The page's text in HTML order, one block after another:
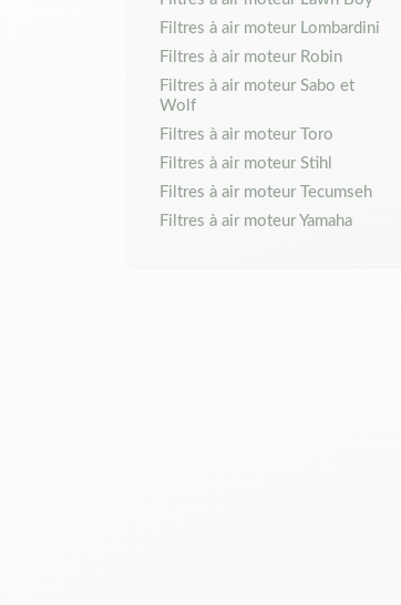
Filtres à air moteur Lombardini
Filtres à air moteur Robin
Filtres à air moteur Sabo et
Wolf
Filtres à air moteur Toro
Filtres à air moteur Stihl
Filtres à air moteur Tecumseh
Filtres à air moteur Yamaha